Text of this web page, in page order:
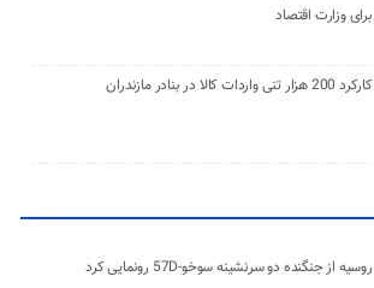
برای وزارت اقتصاد
کارکرد 200 هزار تنی واردات کالا در بنادر مازندران
روسیه از جنگنده دو سرنشینه سوخو-57D رونمایی کرد